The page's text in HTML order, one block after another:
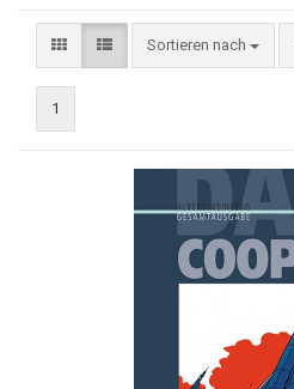
Sortieren nach
1